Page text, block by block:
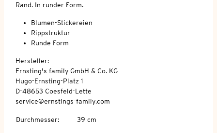
Rand. In runder Form.
Blumen-Stickereien
Rippstruktur
Runde Form
Hersteller:
Ernsting's family GmbH & Co. KG
Hugo-Ernsting-Platz 1
D-48653 Coesfeld-Lette
service@ernstings-family.com
Durchmesser: 39 cm